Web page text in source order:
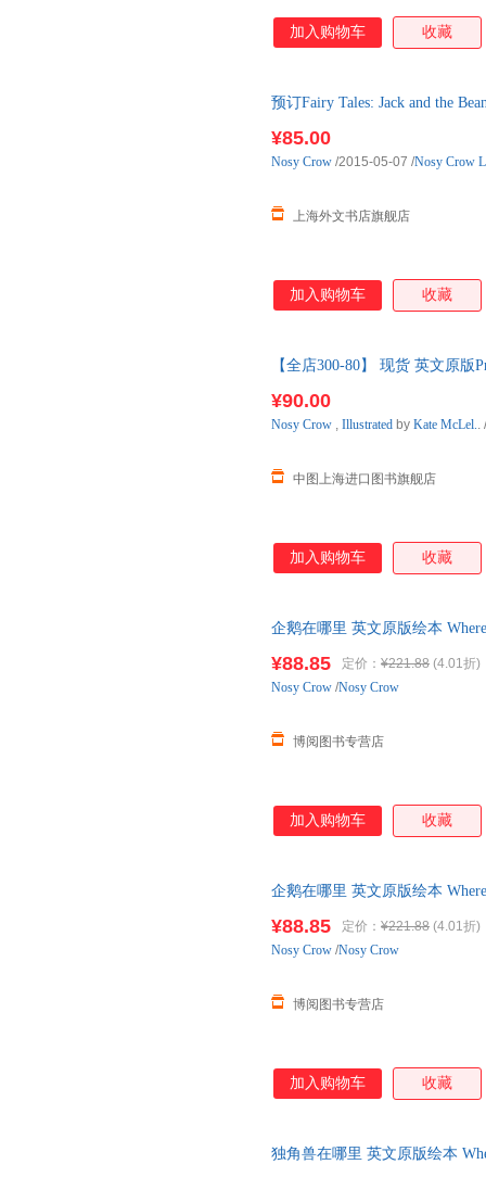
加入购物车 收藏
预订Fairy Tales: Jack and the
¥85.00
上海外文书店旗舰店
Nosy Crow /2015-05-07 /Nosy Crow
加入购物车 收藏
【全店300-80】 现货 英文原版
¥90.00
中图上海进口图书旗舰店
Nosy Crow , Illustrated by Kate McLel..
加入购物车 收藏
企鹅在哪里 英文原版绘本
¥88.85 定价： ¥221.88 (4.01折)
博阅图书专营店
Nosy Crow /Nosy Crow
加入购物车 收藏
企鹅在哪里 英文原版绘本
¥88.85 定价： ¥221.88 (4.01折)
博阅图书专营店
Nosy Crow /Nosy Crow
加入购物车 收藏
独角兽在哪里 英文原版绘本